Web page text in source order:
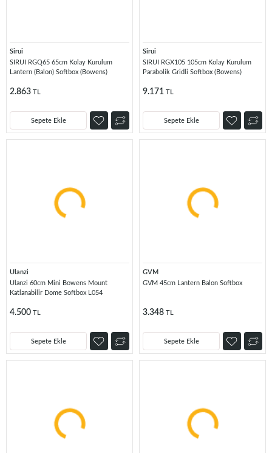
Sirui
SIRUI RGQ65 65cm Kolay Kurulum
Lantern (Balon) Softbox (Bowens)
2.863 TL
Sepete Ekle
Sirui
SIRUI RGX105 105cm Kolay Kurulum
Parabolik Gridli Softbox (Bowens)
9.171 TL
Sepete Ekle
Ulanzi
Ulanzi 60cm Mini Bowens Mount
Katlanabilir Dome Softbox L054
4.500 TL
Sepete Ekle
GVM
GVM 45cm Lantern Balon Softbox
3.348 TL
Sepete Ekle